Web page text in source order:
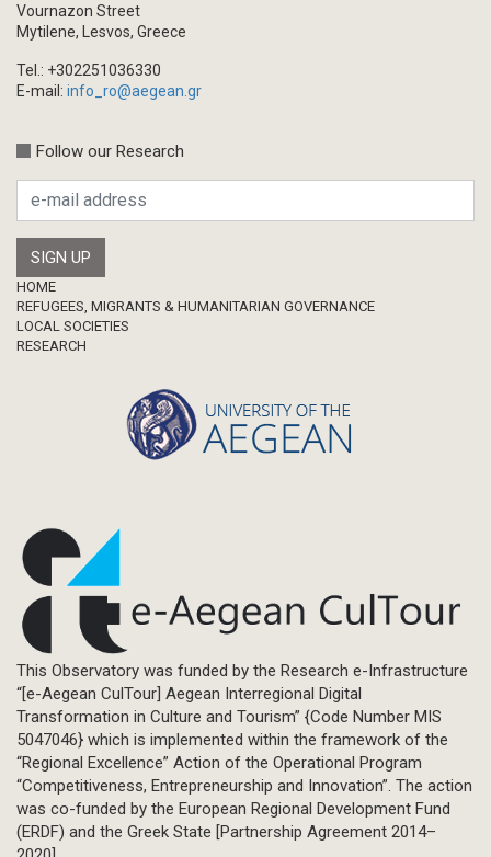
Vournazon Street
Mytilene, Lesvos, Greece
Tel.: +302251036330
E-mail: info_ro@aegean.gr
Follow our Research
Footer
HOME
REFUGEES, MIGRANTS & HUMANITARIAN GOVERNANCE
LOCAL SOCIETIES
RESEARCH
This Observatory was funded by the Research e-Infrastructure
“[e-Aegean CulTour] Aegean Interregional Digital
Transformation in Culture and Tourism” {Code Number MIS
5047046} which is implemented within the framework of the
“Regional Excellence” Action of the Operational Program
“Competitiveness, Entrepreneurship and Innovation”. The action
was co-funded by the European Regional Development Fund
(ERDF) and the Greek State [Partnership Agreement 2014–